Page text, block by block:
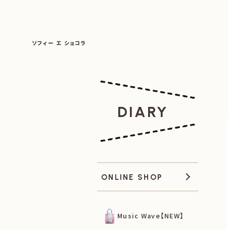
ソフィー エ ショコラ
||
DIARY
ONLINE SHOP
Music Wave【NEW】